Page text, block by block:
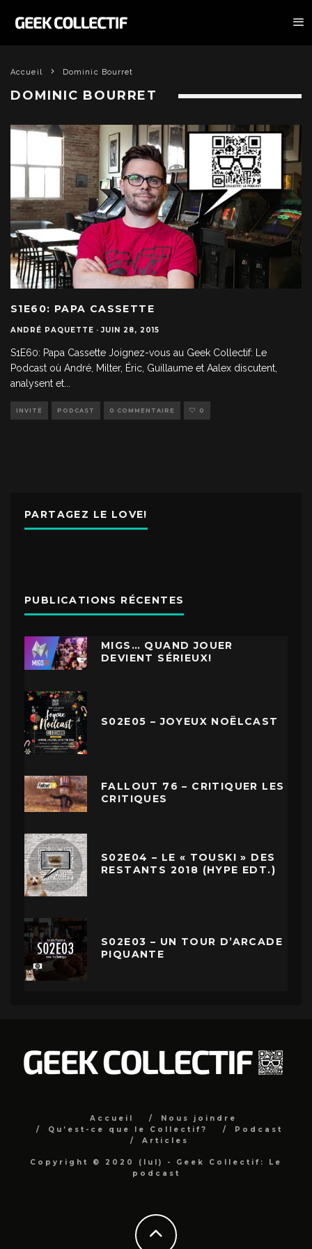
Accueil Dominic Bourret
DOMINIC BOURRET
S1E60: PAPA CASSETTE
ANDRÉ PAQUETTE · JUIN 28, 2015
S1E60: Papa Cassette Joignez-vous au Geek Collectif: Le
Podcast où André, Milter, Éric, Guillaume et Aalex discutent,
analysent et
INVITÉ PODCAST 0 COMMENTAIRE 0
PARTAGEZ LE LOVE!
PUBLICATIONS RÉCENTES
MIGS… QUAND JOUER
DEVIENT SÉRIEUX!
S02E05 – JOYEUX NOËLCAST
FALLOUT 76 – CRITIQUER LES
CRITIQUES
S02E04 – LE « TOUSKI » DES
RESTANTS 2018 (HYPE EDT.)
S02E03 – UN TOUR D’ARCADE
PIQUANTE
Accueil
Nous joindre
Qu’est-ce que le Collectif?
Podcast
Articles
Copyright © 2020 (lul) - Geek Collectif: Le
podcast